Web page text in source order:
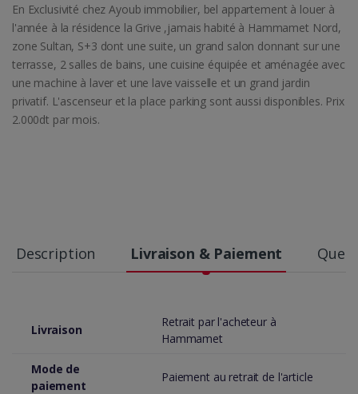
En Exclusivité chez Ayoub immobilier, bel appartement à louer à
l'année à la résidence la Grive ,jamais habité à Hammamet Nord,
zone Sultan, S+3 dont une suite, un grand salon donnant sur une
terrasse, 2 salles de bains, une cuisine équipée et aménagée avec
une machine à laver et une lave vaisselle et un grand jardin
privatif. L'ascenseur et la place parking sont aussi disponibles. Prix
2.000dt par mois.
Description Livraison & Paiement
Livraison
Retrait par l'acheteur à
Hammamet
Mode de
paiement
Paiement au retrait de l'article